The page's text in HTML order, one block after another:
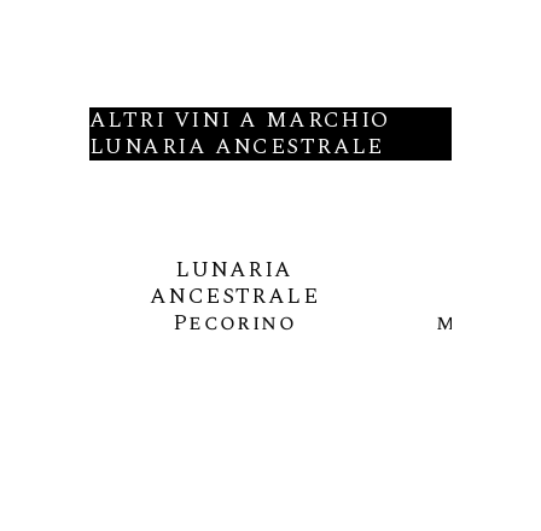
ALTRI VINI A MARCHIO
LUNARIA ANCESTRALE
LUNARIA
ANCESTRALE
Pecorino